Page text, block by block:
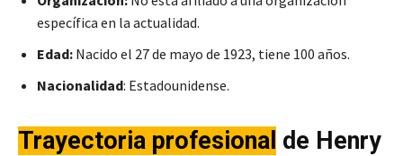
específica en la actualidad.
Edad: Nacido el 27 de mayo de 1923, tiene 100 años.
Nacionalidad: Estadounidense.
Trayectoria profesional de Henry